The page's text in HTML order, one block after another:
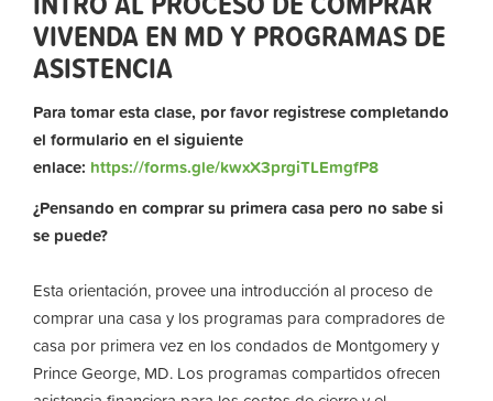
VIVENDA EN MD Y PROGRAMAS DE
ASISTENCIA
Para tomar esta clase, por favor registrese completando
el formulario en el siguiente
enlace: https://forms.gle/kwxX3prgiTLEmgfP8
¿Pensando en comprar su primera casa pero no sabe si
se puede?
Esta orientación, provee una introducción al proceso de
comprar una casa y los programas para compradores de
casa por primera vez en los condados de Montgomery y
Prince George, MD. Los programas compartidos ofrecen